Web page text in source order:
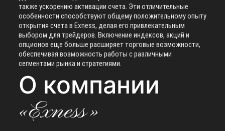
также ускорению активации счета. Эти отличительные
особенности способствуют общему положительному опыту
открытия счета в Exness, делая его привлекательным
выбором для трейдеров. Включение индексов, акций и
опционов еще больше расширяет торговые возможности,
обеспечивая возможность работы с различными
сегментами рынка и стратегиями.
О компании
«Exness»